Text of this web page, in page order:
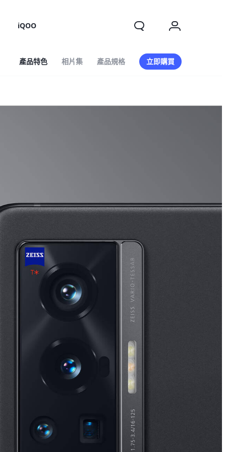
iQOO
產品特色 相片集 產品規格 立即購買